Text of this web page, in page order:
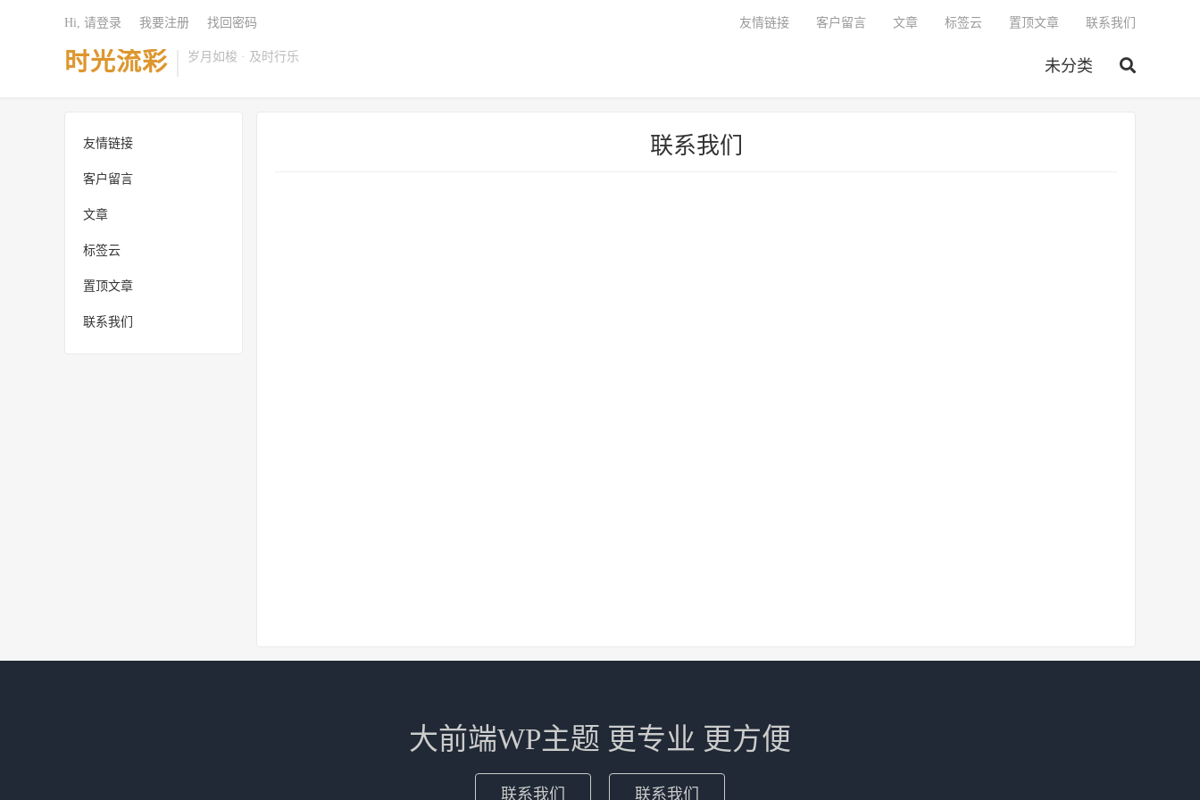
时光流彩 岁月如梭 · 及时行乐
未分类
友情链接 客户留言 文章 标签云 置顶文章 联系我们
Hi, 请登录 我要注册 找回密码
友情链接
客户留言
文章
标签云
置顶文章
联系我们
联系我们
大前端WP主题 更专业 更方便
联系我们 联系我们